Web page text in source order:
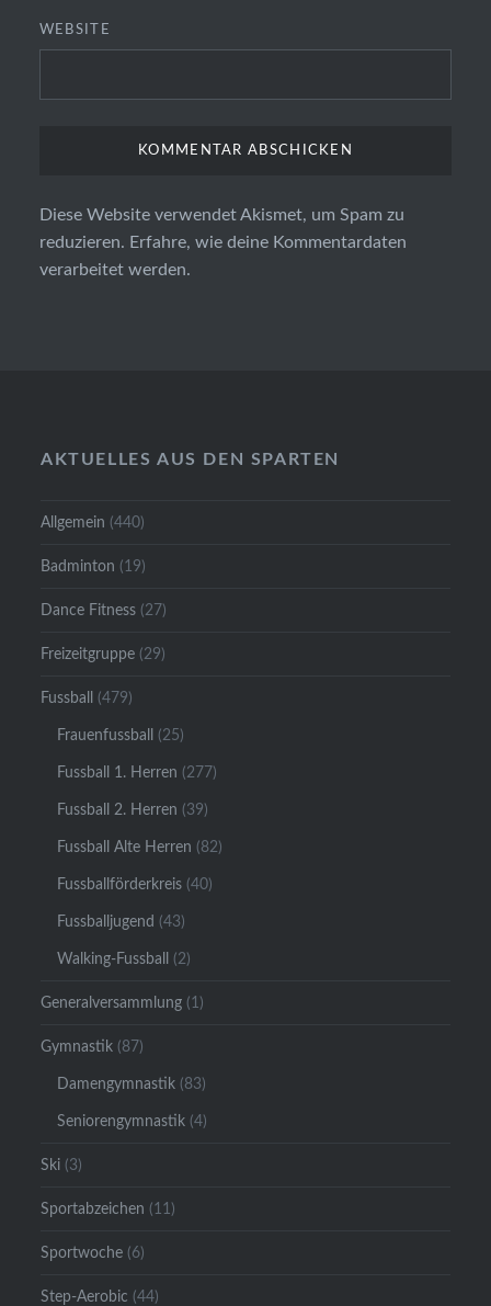
WEBSITE
Diese Website verwendet Akismet, um Spam zu
reduzieren. Erfahre, wie deine Kommentardaten
verarbeitet werden.
AKTUELLES AUS DEN SPARTEN
Allgemein (440)
Badminton (19)
Dance Fitness (27)
Freizeitgruppe (29)
Fussball (479)
Frauenfussball (25)
Fussball 1. Herren (277)
Fussball 2. Herren (39)
Fussball Alte Herren (82)
Fussballförderkreis (40)
Fussballjugend (43)
Walking-Fussball (2)
Generalversammlung (1)
Gymnastik (87)
Damengymnastik (83)
Seniorengymnastik (4)
Ski (3)
Sportabzeichen (11)
Sportwoche (6)
Step-Aerobic (44)